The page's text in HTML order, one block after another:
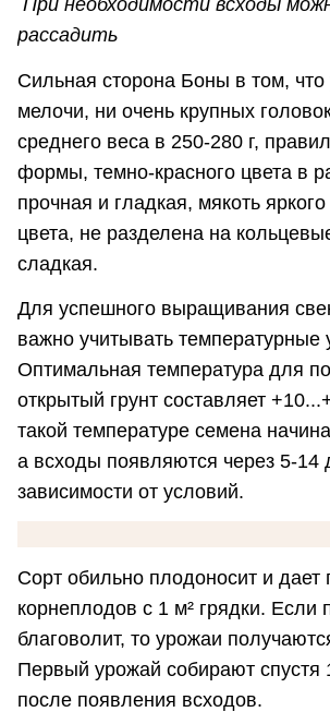
При необходимости всходы
рассадить
Сильная сторона Боны в том, что
мелочи, ни очень крупных
среднего веса в 250-280 г,
формы, темно-красного цвета в
прочная и гладкая, мякоть
цвета, не разделена на
сладкая.
Для успешного выращивания
важно учитывать температурные
Оптимальная температура для
открытый грунт составляет
такой температуре семена
а всходы появляются через 5-14
зависимости от условий.
Сорт обильно плодоносит и дает
корнеплодов с 1 м² грядки. Если
благоволит, то урожаи
Первый урожай собирают спустя
после появления всходов.